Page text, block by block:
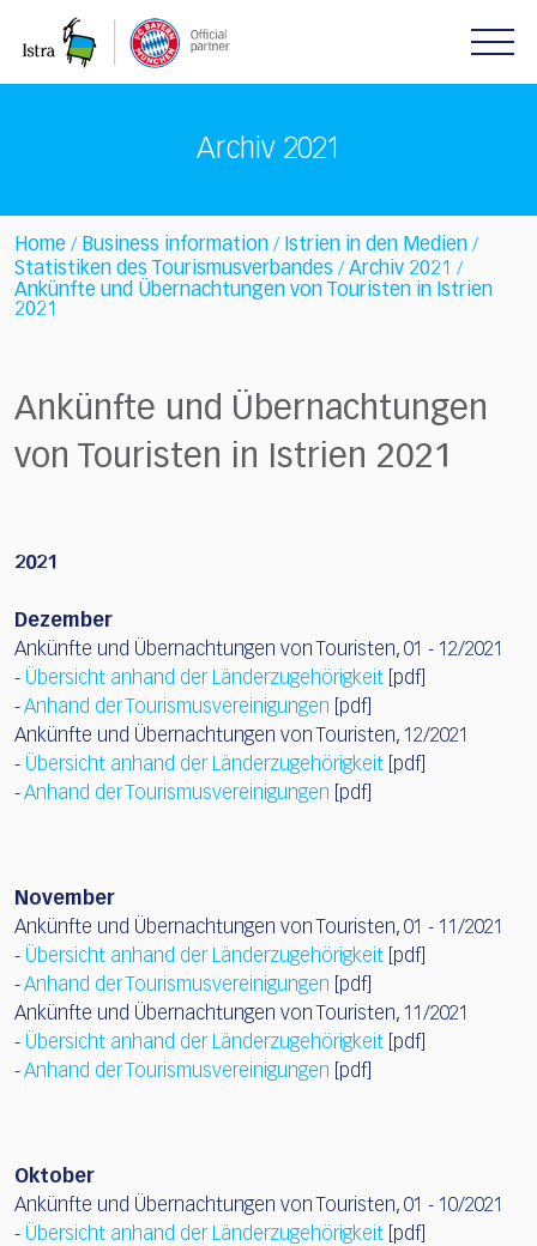
note:
Archiv 2021
Home / Business information / Istrien in den Medien /
Statistiken des Tourismusverbandes / Archiv 2021 /
Ankünfte und Übernachtungen von Touristen in Istrien
2021
Ankünfte und Übernachtungen
von Touristen in Istrien 2021
2021
Dezember
Ankünfte und Übernachtungen von Touristen, 01 - 12/2021
- Übersicht anhand der Länderzugehörigkeit [pdf]
-Anhand der Tourismusvereinigungen [pdf]
Ankünfte und Übernachtungen von Touristen, 12/2021
- Übersicht anhand der Länderzugehörigkeit [pdf]
-Anhand der Tourismusvereinigungen [pdf]
November
Ankünfte und Übernachtungen von Touristen, 01 - 11/2021
- Übersicht anhand der Länderzugehörigkeit [pdf]
-Anhand der Tourismusvereinigungen [pdf]
Ankünfte und Übernachtungen von Touristen, 11/2021
- Übersicht anhand der Länderzugehörigkeit [pdf]
-Anhand der Tourismusvereinigungen [pdf]
Oktober
Ankünfte und Übernachtungen von Touristen, 01 - 10/2021
- Übersicht anhand der Länderzugehörigkeit [pdf]